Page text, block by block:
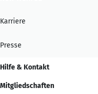
Karriere
Presse
Hilfe & Kontakt
Mitgliedschaften